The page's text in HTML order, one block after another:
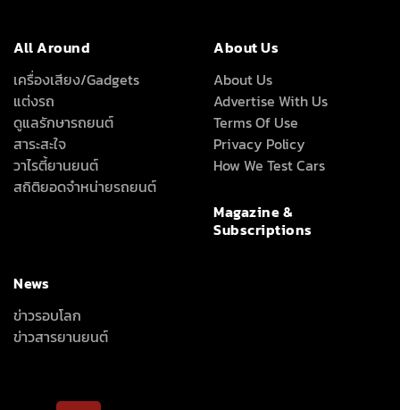
All Around
เครื่องเสียง/Gadgets
แต่งรถ
ดูแลรักษารถยนต์
สาระสะใจ
วาไรตี้ยานยนต์
สถิติยอดจำหน่ายรถยนต์
About Us
About Us
Advertise With Us
Terms Of Use
Privacy Policy
How We Test Cars
Magazine &
Subscriptions
News
ข่าวรอบโลก
ข่าวสารยานยนต์